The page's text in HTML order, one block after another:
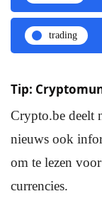
trading
Tip:
Crypto.be deelt
nieuws ook
om te lezen
currencies.